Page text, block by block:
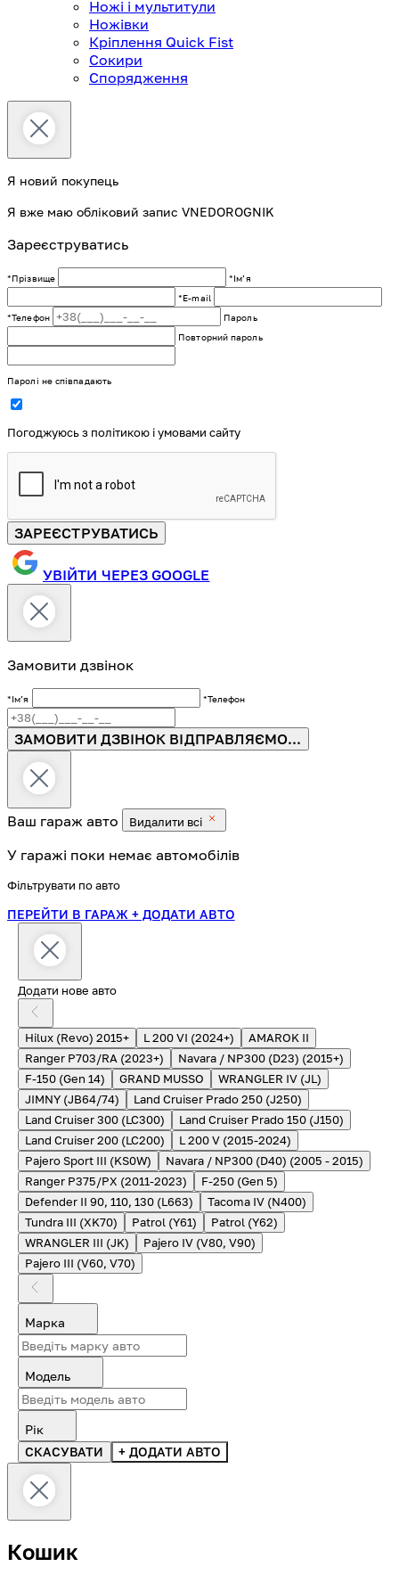
Ножі і мультитули
Ножівки
Кріплення Quick Fist
Сокири
Спорядження
Я новий покупець
Я вже маю обліковий запис VNEDOROGNIK
Зареєструватись
*Прізвище
*Імʼя
*E-mail
*Телефон
Пароль
Повторний пароль
Паролі не співпадають
Погоджуюсь з політикою і умовами сайту
ЗАРЕЄСТРУВАТИСЬ
УВІЙТИ ЧЕРЕЗ GOOGLE
Замовити дзвінок
*Імʼя *Телефон
ЗАМОВИТИ ДЗВІНОК ВІДПРАВЛЯЄМО...
Ваш гараж авто Видалити всі
У гаражі поки немає автомобілів
Фільтрувати по авто
ПЕРЕЙТИ В ГАРАЖ + ДОДАТИ АВТО
Додати нове авто
Hilux (Revo) 2015+ L 200 VI (2024+)
AMAROK II
Ranger P703/RA (2023+)
Navara / NP300 (D23) (2015+)
F-150 (Gen 14)
GRAND MUSSO
WRANGLER IV (JL)
JIMNY (JB64/74)
Land Cruiser Prado 250 (J250)
Land Cruiser 300 (LC300)
Land Cruiser Prado 150 (J150)
Land Cruiser 200 (LC200)
L 200 V (2015-2024)
Pajero Sport III (KS0W)
Navara / NP300 (D40) (2005 - 2015)
Ranger P375/PX (2011-2023)
F-250 (Gen 5)
Defender II 90, 110, 130 (L663)
Tacoma IV (N400)
Tundra III (XK70)
Patrol (Y61)
Patrol (Y62)
WRANGLER III (JK)
Pajero IV (V80, V90)
Pajero III (V60, V70)
Марка
Модель
Рік
СКАСУВАТИ
+ ДОДАТИ АВТО
Кошик